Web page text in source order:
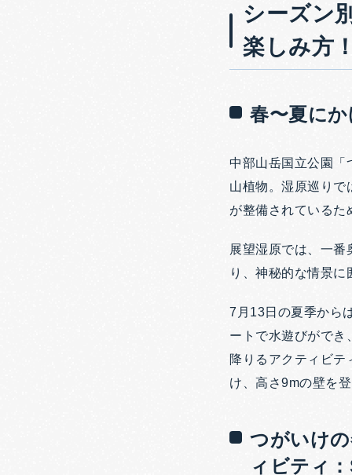
シーズン
楽しみ方
春〜夏に
中部山岳国立公園「
山植物。 湿原巡りで
が整備されているた
展望湿原では、一
り、神秘的な情景
7月13日の夏季から
ートで水遊びができ
降りるアクティビ
け、高さ9mの壁を
つがいけ
ィビティ